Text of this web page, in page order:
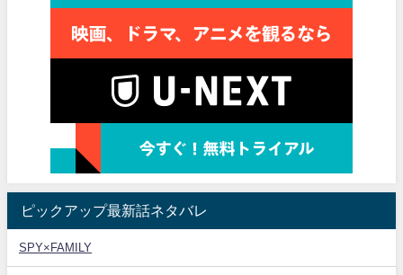
ピックアップ最新話ネタバレ
SPY×FAMILY